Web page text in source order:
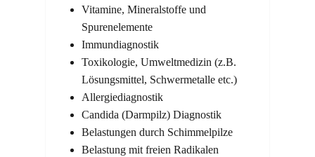
Vitamine, Mineralstoffe und
Spurenelemente
Immundiagnostik
Toxikologie, Umweltmedizin (z.B.
Lösungsmittel, Schwermetalle etc.)
Allergiediagnostik
Candida (Darmpilz) Diagnostik
Belastungen durch Schimmelpilze
Belastung mit freien Radikalen